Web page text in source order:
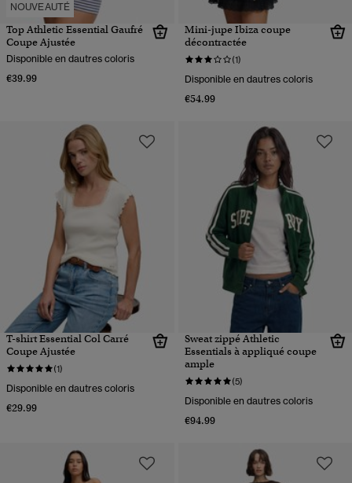
NOUVEAUTÉ
Top Athletic Essential Gaufré
Coupe Ajustée
Disponible en dautres coloris
€39.99
Mini-jupe Ibiza coupe
décontractée
(1)
Disponible en dautres coloris
€54.99
T-shirt Essential Col Carré
Coupe Ajustée
(1)
Disponible en dautres coloris
€29.99
Sweat zippé Athletic
Essentials à appliqué coupe
ample
(5)
Disponible en dautres coloris
€94.99